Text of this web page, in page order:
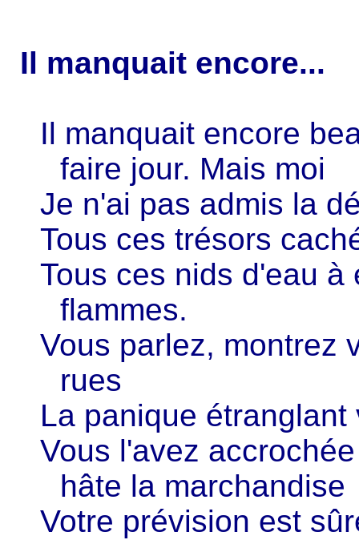
Il manquait encore...
Il manquait encore
faire jour. Mais moi
Je n'ai pas admis la
Tous ces trésors
Tous ces nids d'eau à
flammes.
Vous parlez, montrez
rues
La panique
Vous l'avez
hâte la marchandise
Votre prévision est